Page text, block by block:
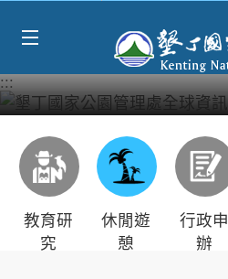
:::
教育研
究
休閒遊
憩
行政申
辦